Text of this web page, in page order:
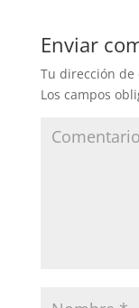
Enviar
Tu dirección
Los campos